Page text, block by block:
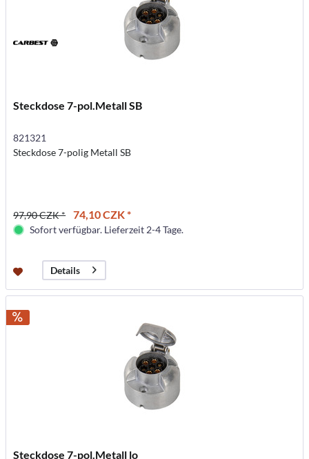
Steckdose 7-pol.Metall SB
821321
Steckdose 7-polig Metall SB
97,90 CZK * 74,10 CZK *
Sofort verfügbar. Lieferzeit 2-4 Tage.
Details
Steckdose 7-pol.Metall lo